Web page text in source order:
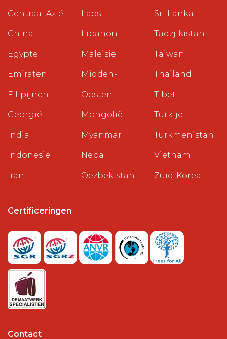
Centraal Azië
China
Egypte
Emiraten
Filipijnen
Georgië
India
Indonesië
Iran
Laos
Libanon
Maleisië
Midden-
Oosten
Mongolië
Myanmar
Nepal
Oezbekistan
Sri Lanka
Tadzjikistan
Taiwan
Thailand
Tibet
Turkije
Turkmenistan
Vietnam
Zuid-Korea
Certificeringen
Contact